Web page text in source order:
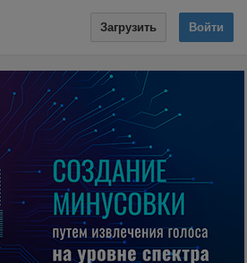
Загрузить Войти